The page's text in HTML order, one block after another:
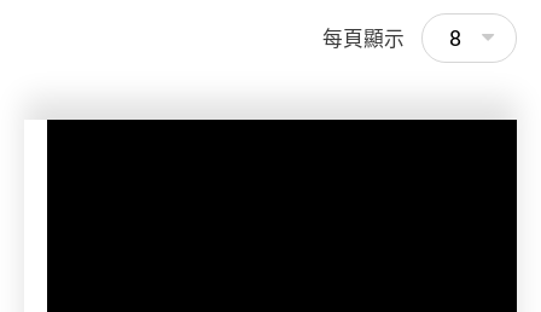
每頁顯示 8